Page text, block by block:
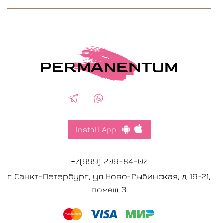
Install App
+7(999) 209-84-02
г Санкт-Петербург, ул Ново-Рыбинская, д 19-21,
помещ 3